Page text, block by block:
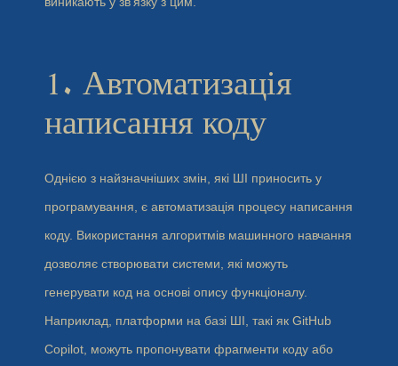
1. Автоматизація
написання коду
Однією з найзначніших змін, які ШІ приносить у
програмування, є автоматизація процесу написання
коду. Використання алгоритмів машинного навчання
дозволяє створювати системи, які можуть
генерувати код на основі опису функціоналу.
Наприклад, платформи на базі ШІ, такі як GitHub
Copilot, можуть пропонувати фрагменти коду або